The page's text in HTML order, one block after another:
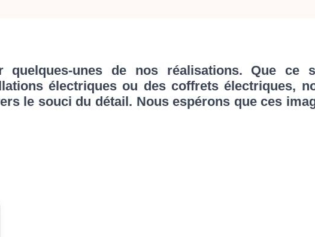
unes de nos réalisations. Que ce
électriques ou des coffrets électriques,
le souci du détail. Nous espérons que ces